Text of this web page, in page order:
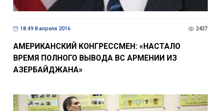
18:49 8 апреля 2016 2427
АМЕРИКАНСКИЙ КОНГРЕССМЕН: «НАСТАЛО
ВРЕМЯ ПОЛНОГО ВЫВОДА ВС АРМЕНИИ ИЗ
АЗЕРБАЙДЖАНА»